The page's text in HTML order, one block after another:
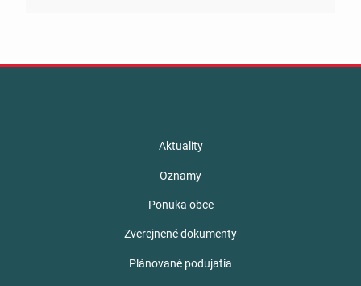
Aktuality
Oznamy
Ponuka obce
Zverejnené dokumenty
Plánované podujatia